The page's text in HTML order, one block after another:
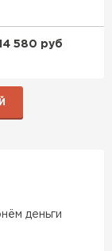
580 руб
деньги